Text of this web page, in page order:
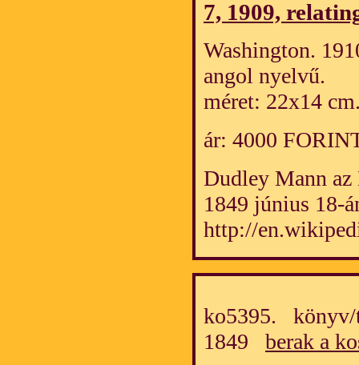
7, 1909,
Washington.
angol nyelvű.
méret: 22x14
ár: 4000
Dudley Mann
1849 június 18-
http://
ko5395. könyv/
1849 berak a